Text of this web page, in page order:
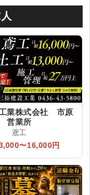
業株式会社 市原
営業所
鳶工
〜16,000円